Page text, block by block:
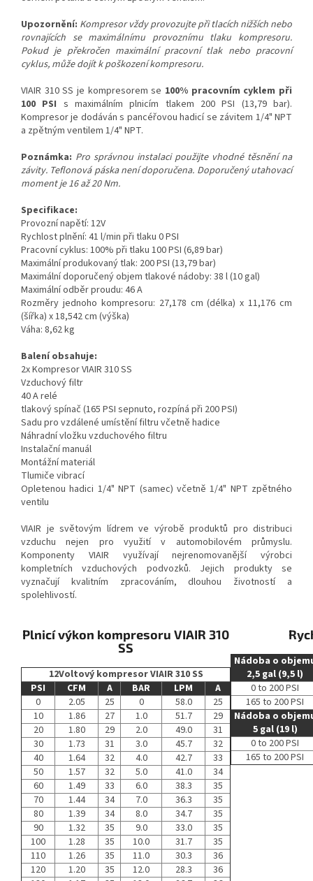
Upozornění: Kompresor vždy provozujte při tlacích nižších nebo
rovnajících se maximálnímu provoznímu tlaku kompresoru.
Pokud je překročen maximální pracovní tlak nebo pracovní
cyklus, může dojít k poškození kompresoru.
VIAIR 310 SS je kompresorem se 100% pracovním cyklem při
100 PSI s maximálním plnicím tlakem 200 PSI (13,79 bar).
Kompresor je dodáván s pancéřovou hadicí se závitem 1/4" NPT
a zpětným ventilem 1/4" NPT.
Poznámka: Pro správnou instalaci použijte vhodné těsnění na
závity. Teflonová páska není doporučena. Doporučený utahovací
moment je 16 až 20 Nm.
Specifikace:
Provozní napětí: 12V
Rychlost plnění: 41 l/min při tlaku 0 PSI
Pracovní cyklus: 100% při tlaku 100 PSI (6,89 bar)
Maximální produkovaný tlak: 200 PSI (13,79 bar)
Maximální doporučený objem tlakové nádoby: 38 l (10 gal)
Maximální odběr proudu: 46 A
Rozměry jednoho kompresoru: 27,178 cm (délka) x 11,176 cm
(šířka) x 18,542 cm (výška)
Váha: 8,62 kg
Balení obsahuje:
2x Kompresor VIAIR 310 SS
Vzduchový filtr
40 A relé
tlakový spínač (165 PSI sepnuto, rozpíná při 200 PSI)
Sadu pro vzdálené umístění filtru včetně hadice
Náhradní vložku vzduchového filtru
Instalační manuál
Montážní materiál
Tlumiče vibrací
Opletenou hadici 1/4" NPT (samec) včetně 1/4" NPT zpětného
ventilu
VIAIR je světovým lídrem ve výrobě produktů pro distribuci
vzduchu nejen pro využití v automobilovém průmyslu.
Komponenty VIAIR využívají nejrenomovanější výrobci
kompletních vzduchových podvozků. Jejich produkty se
vyznačují kvalitním zpracováním, dlouhou životností a
spolehlivostí.
Plnicí výkon kompresoru VIAIR 310
SS
12Voltový kompresor VIAIR 310 SS
PSI
CFM A BAR LPM
A
0
2.05 25 0 58.0
25
10
1.86 27 1.0 51.7
29
20
1.80 29 2.0 49.0
31
30
1.73 31 3.0 45.7
32
40
1.64 32 4.0 42.7
33
50
1.57 32 5.0 41.0
34
60
1.49 33 6.0 38.3
35
70
1.44 34 7.0 36.3
35
80
1.39 34 8.0 34.7
35
90
1.32 35 9.0 33.0
35
100
1.28 35 10.0 31.7
35
110
1.26 35 11.0 30.3
36
120
1.20 35 12.0 28.3
36
Nádoba o
2,5 gal (9,5 l)
0 to 200 PSI
165 to 200 PSI
Nádoba o
5 gal (19 l)
0 to 200 PSI
165 to 200 PSI